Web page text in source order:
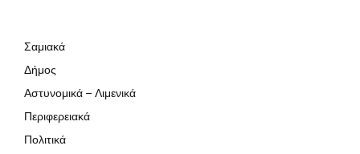
Σαμιακά
Δήμος
Αστυνομικά – Λιμενικά
Περιφερειακά
Πολιτικά